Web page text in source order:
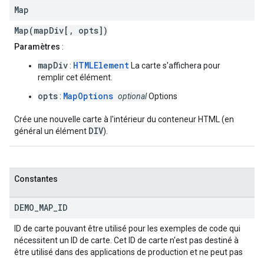
Map
Map(mapDiv[, opts])
Paramètres :
mapDiv: HTMLElement La carte s'affichera pour
remplir cet élément.
opts: MapOptions optionalOptions
Crée une nouvelle carte à l'intérieur du conteneur HTML (en
général un élément DIV).
Constantes
DEMO MAP ID
ID de carte pouvant être utilisé pour les exemples de code qui
nécessitent un ID de carte. Cet ID de carte n'est pas destiné à
être utilisé dans des applications de production et ne peut pas